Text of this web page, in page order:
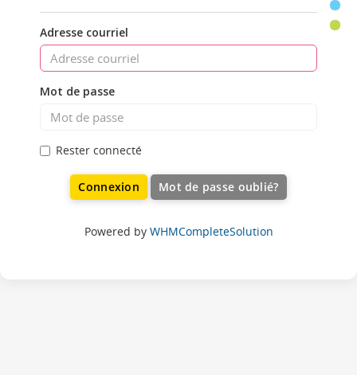
Adresse courriel
Mot de passe
Rester connecté
Mot de passe oublié?
Powered by WHMCompleteSolution